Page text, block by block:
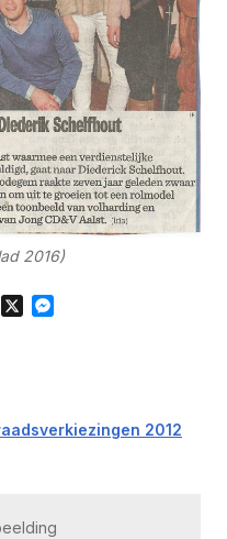
2016)
Copy
2012